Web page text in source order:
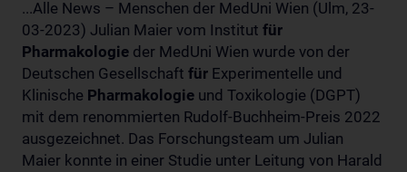
...Alle News – Menschen der MedUni Wien (Ulm, 23-
03-2023) Julian Maier vom Institut für
Pharmakologie der MedUni Wien wurde von der
Deutschen Gesellschaft für Experimentelle und
Klinische Pharmakologie und Toxikologie (DGPT)
mit dem renommierten Rudolf-Buchheim-Preis 2022
ausgezeichnet. Das Forschungsteam um Julian
Maier konnte in einer Studie unter Leitung von Harald